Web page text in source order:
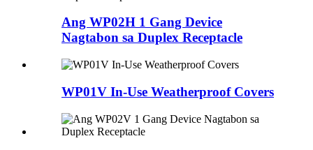
Ang WP02H 1 Gang Device
Nagtabon sa Duplex Receptacle
WP01V In-Use Weatherproof Covers